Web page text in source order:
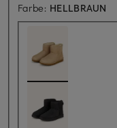
Farbe: HELLBRAUN